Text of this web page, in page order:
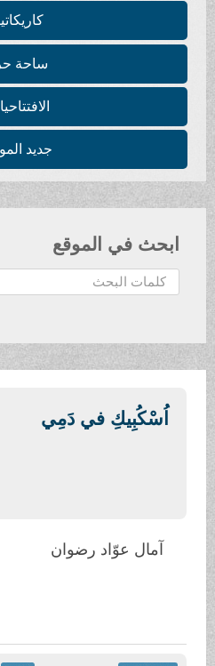
كاريكاتير
ساحة حرة
الافتتاحيات
جديد الموقع
ابحث في الموقع
ح
ث
اُسْكُبِيكِ في دَمِي
آمال عوّاد رضوان